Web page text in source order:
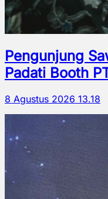
Pengunjung
Padati Booth
8 Agustus 2026 13.18